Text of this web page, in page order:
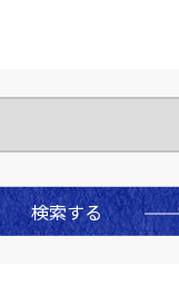
検索する